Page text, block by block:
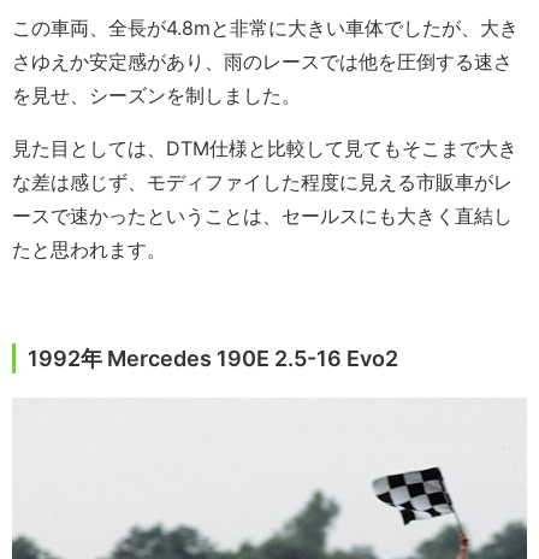
この車両、全長が4.8mと非常に大きい車体でしたが、大き
さゆえか安定感があり、雨のレースでは他を圧倒する速さ
を見せ、シーズンを制しました。
見た目としては、DTM仕様と比較して見てもそこまで大き
な差は感じず、モディファイした程度に見える市販車がレ
ースで速かったということは、セールスにも大きく直結し
たと思われます。
1992年 Mercedes 190E 2.5-16 Evo2